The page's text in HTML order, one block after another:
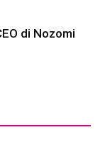
di Nozomi